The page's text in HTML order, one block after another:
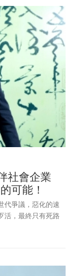
社會企業
可能！
代爭議，惡化的速
活，最終只有死路
事總經理黃正忠一